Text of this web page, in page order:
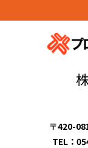
〒420-
TEL：